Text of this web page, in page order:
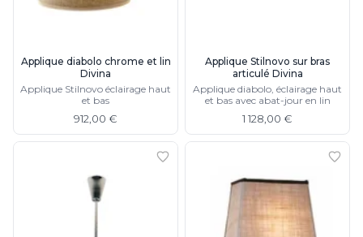
Applique diabolo chrome et lin
Divina
Applique Stilnovo éclairage haut
et bas
912,00 €
Applique Stilnovo sur bras
articulé Divina
Applique diabolo, éclairage haut
et bas avec abat-jour en lin
1 128,00 €